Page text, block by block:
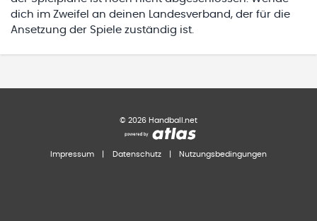
dich im Zweifel an deinen Landesverband, der für die
Ansetzung der Spiele zuständig ist.
© 2026 Handball.net
Impressum Datenschutz Nutzungsbedingungen